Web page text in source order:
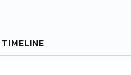
TIMELINE